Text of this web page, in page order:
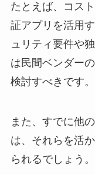
たとえば、コス
証アプリを活用
ュリティ要件や
は民間ベンダー
検討すべきです。
また、すでに他
は、それらを活
られるでしょう。